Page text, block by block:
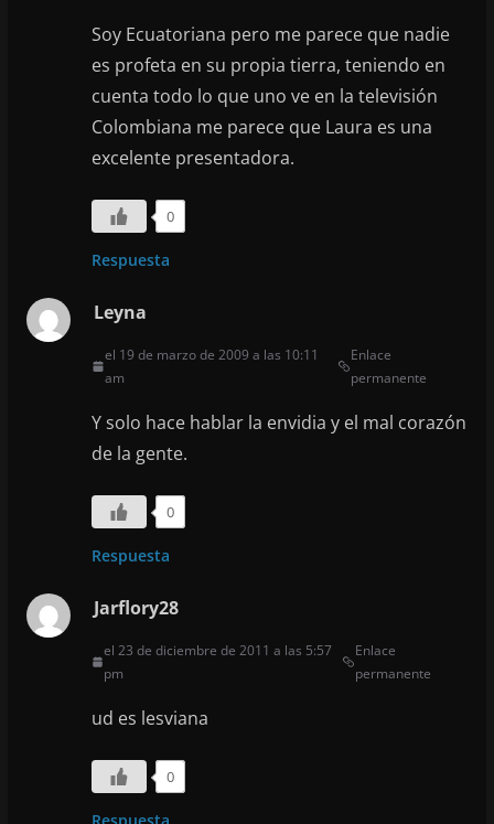
Soy Ecuatoriana pero me parece que nadie
es profeta en su propia tierra, teniendo en
cuenta todo lo que uno ve en la televisión
Colombiana me parece que Laura es una
excelente presentadora.
0
Respuesta
Leyna
el 19 de marzo de 2009 a las 10:11
am
Enlace
permanente
Y solo hace hablar la envidia y el mal corazón
de la gente.
0
Respuesta
Jarflory28
el 23 de diciembre de 2011 a las 5:57
pm
Enlace
permanente
ud es lesviana
0
Respuesta